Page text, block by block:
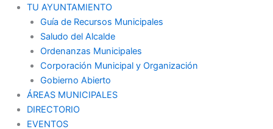
TU AYUNTAMIENTO
Guía de Recursos Municipales
Saludo del Alcalde
Ordenanzas Municipales
Corporación Municipal y Organización
Gobierno Abierto
ÁREAS MUNICIPALES
DIRECTORIO
EVENTOS